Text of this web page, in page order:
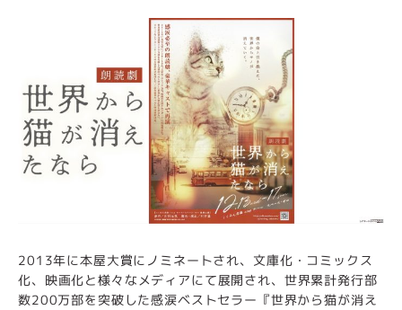
Team BareboAt
Recruit
メッセージ
出演のご依頼
2013年に本屋大賞にノミネートされ、文庫化・コミックス
化、映画化と様々なメディアにて展開され、世界累計発行部
数200万部を突破した感涙ベストセラー『世界から猫が消え